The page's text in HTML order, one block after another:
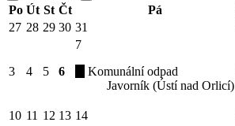
Po Út St Čt Pá
27 28 29 30 31
3 4 5 6
7
Komunální odpad
Javorník (Ústí nad Orlicí)
10 11 12 13 14